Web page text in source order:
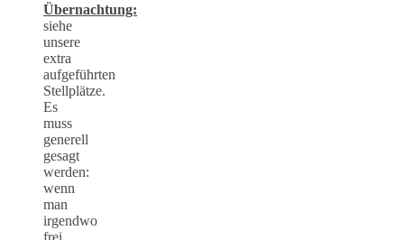
Übernachtung:
siehe
unsere
extra
aufgeführten
Stellplätze.
Es
muss
generell
gesagt
werden:
wenn
man
irgendwo
frei